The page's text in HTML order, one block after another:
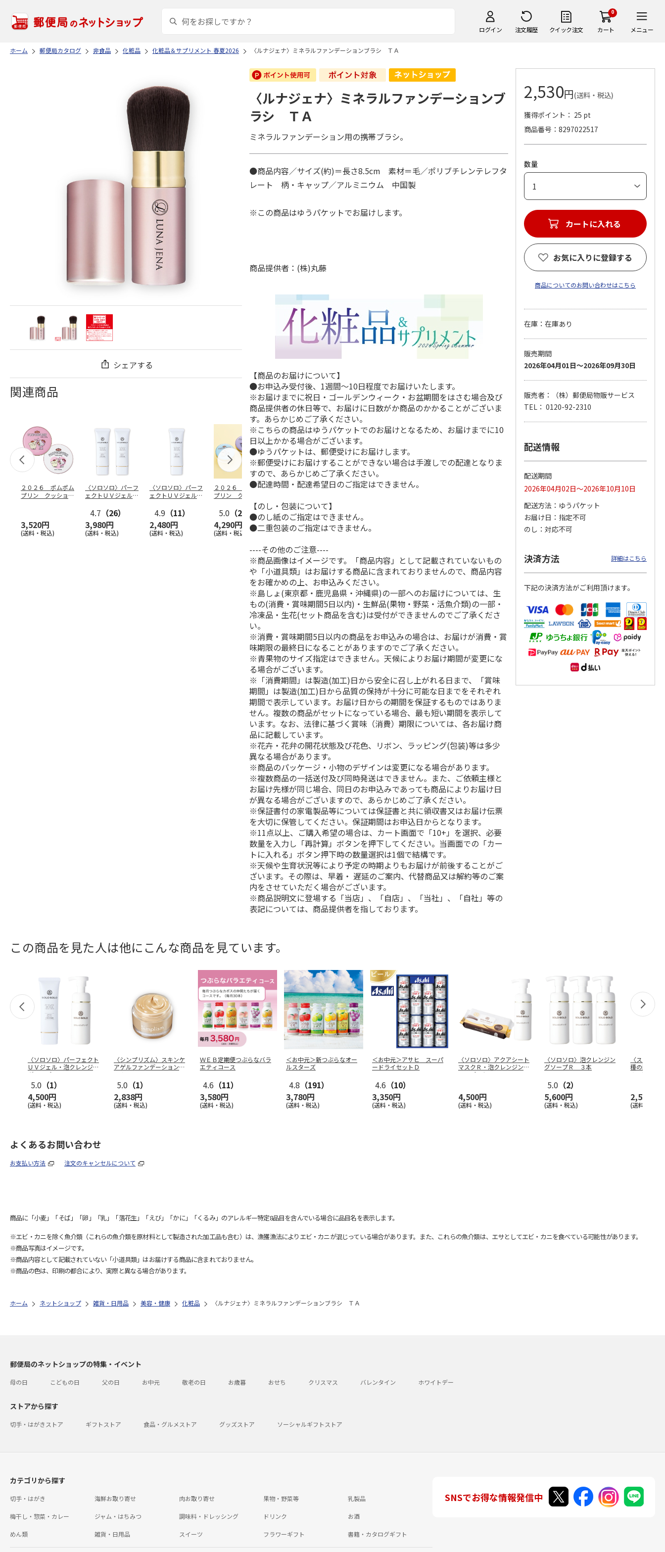
ログイン 注文履歴 クイック注文
0
カート メニュー
ホーム 郵便局カタログ 非食品 化粧品 化粧品＆サプリメント 春夏2026 〈ルナジェナ〉ミネラルファンデーションブラシ ＴＡ
シェアする
関連商品
２０２６ ポムポム
プリン クッション
3,520円
(送料・税込)
〈ソロソロ〉パーフ
ェクトＵＶジェル
4.7 （26）
3,980円
(送料・税込)
〈ソロソロ〉パーフ
ェクトＵＶジェル
4.9 （11）
2,480円
(送料・税込)
２０２６ ポムポム
プリン クッション
ファンデーション３
個セ…
5.0 （2）
4,290円
(送料・税込)
ハローキティ スキ
ト
5.0（4）
2,670円
(送料・税込)
〈ソロソロ〉パーフ
4.8
9,800円
(送料・税込)
ハローキティ クッ
〈ソロソロ〉パーフ
２本
4.8 （12）
3,980円
(送料・税込)
〈ソロソロ〉アクア
〈ルナジェナ〉ミネラルファンデーションブ
ラシ ＴＡ
ミネラルファンデーション用の携帯ブラシ。
●商品内容／サイズ(約)＝長さ8.5cm 素材＝毛／ポリブチレンテレフタ
レート 柄・キャップ／アルミニウム 中国製
※この商品はゆうパケットでお届けします。
商品提供者：(株)丸藤
【商品のお届けについて】
●お申込み受付後、1週間～10日程度でお届けいたします。
※お届けまでに祝日・ゴールデンウィーク・お盆期間をはさむ場合及び
商品提供者の休日等で、お届けに日数がか商品のかかることがございま
す。あらかじめご了承ください。
※こちらの商品はゆうパケットでのお届けとなるため、お届けまでに10
日以上かかる場合がございます。
●ゆうパケットは、郵便受けにお届けします。
※郵便受けにお届けすることができない場合は手渡しでの配達となりま
すので、あらかじめご了承ください。
●配達時間・配達希望日のご指定はできません。
【のし・包装について】
●のし紙のご指定はできません。
●二重包装のご指定はできません。
----その他のご注意----
※商品画像はイメージです。「商品内容」として記載されていないもの
や「小道具類」はお届けする商品に含まれておりませんので、商品内容
をお確かめの上、お申込みください。
※島しょ(東京都・鹿児島県・沖縄県)の一部へのお届けについては、生
もの(消費・賞味期間5日以内)・生鮮品(果物・野菜・活魚介類)の一部・
冷凍品・生花(セット商品を含む)は受付ができませんのでご了承くださ
い。
※消費・賞味期間5日以内の商品をお申込みの場合は、お届けが消費・賞
味期限の最終日になることがありますのでご了承ください。
※青果物のサイズ指定はできません。天候によりお届け期間が変更にな
る場合がございます。
※「消費期間」は製造(加工)日から安全に召し上がれる日まで、「賞味
期間」は製造(加工)日から品質の保持が十分に可能な日までをそれぞれ
期間で表示しています。お届け日からの期間を保証するものではありま
せん。複数の商品がセットになっている場合、最も短い期間を表示して
います。なお、法律に基づく賞味（消費）期限については、各お届け商
品に記載しています。
※花卉・花弁の開花状態及び花色、リボン、ラッピング(包装)等は多少
異なる場合があります。
※商品のパッケージ・小物のデザインは変更になる場合があります。
※複数商品の一括送付及び同時発送はできません。また、ご依頼主様と
お届け先様が同じ場合、同日のお申込みであっても商品によりお届け日
が異なる場合がございますので、あらかじめご了承ください。
※保証書付の家電製品等については保証書と共に領収書又はお届け伝票
を大切に保管してください。保証期間はお申込日からとなります。
※11点以上、ご購入希望の場合は、カート画面で「10+」を選択、必要
数量を入力し「再計算」ボタンを押下してください。当画面での「カー
トに入れる」ボタン押下時の数量選択は1個で結構です。
※天候や生育状況等により予定の時期よりもお届けが前後することがご
ざいます。その際は、早着・ 遅延のご案内、代替商品又は解約等のご案
内をさせていただく場合がございます。
※商品説明文に登場する「当店」、「自店」、「当社」、「自社」等の
表記については、商品提供者を指しております。
2,530円(送料・税込)
獲得ポイント： 25 pt
商品番号
8297022517
数量
カートに入れる
お気に入りに登録する
商品についてのお問い合わせはこちら
在庫：在庫あり
販売期間
2026年04月01日～2026年09月30日
販売者：（株）郵便局物販サービス
TEL： 0120-92-2310
配送情報
配送期間
2026年04月02日～2026年10月10日
配送方法
ゆうパケット
お届け日
指定不可
のし
対応不可
決済方法 詳細はこちら
下記の決済方法がご利用頂けます。
この商品を見た人は他にこんな商品を見ています。
〈ソロソロ〉パーフェクト
ＵＶジェル・泡クレンジン
グソープＲ
5.0 （1）
4,500円
(送料・税込)
〈シンプリズム〉スキンケ
アゲルファンデーション
5.0 （1）
2,838円
(送料・税込)
ＷＥＢ定期便つぶらなバラ
エティコース
4.6 （11）
3,580円
(送料・税込)
＜お中元＞新つぶらなオー
ルスターズ
4.8 （191）
3,780円
(送料・税込)
＜お中元＞アサヒ スーパ
ードライセットＤ
4.6 （10）
3,350円
(送料・税込)
〈ソロソロ〉アクアシート
マスクＲ・泡クレンジング
ソープＲセ
4,500円
(送料・税込)
〈ソロソロ〉泡クレンジン
グソープＲ ３本
5.0 （2）
5,600円
(送料・税込)
〈スクワビ
種の酵素配
Ａ 酵素
2,530円
(送料・税込)
よくあるお問い合わせ
お支払い方法 注文のキャンセルについて
商品に「小麦」「そば」「卵」「乳」「落花生」「えび」「かに」「くるみ」のアレルギー特定8品目を含んでいる場合に品目名を表示します。
※エビ・カニを除く魚介類（これらの魚介類を原材料として製造された加工品も含む）は、漁獲漁法によりエビ・カニが混じっている場合があります。また、これらの魚介類は、エサとしてエビ・カニを食べている可能性があります。
※商品写真はイメージです。
※商品内容として記載されていない「小道具類」はお届けする商品に含まれておりません。
※商品の色は、印刷の都合により、実際と異なる場合があります。
ホーム ネットショップ 雑貨・日用品 美容・健康 化粧品 〈ルナジェナ〉ミネラルファンデーションブラシ ＴＡ
郵便局のネットショップの特集・イベント
母の日 こどもの日 父の日 お中元 敬老の日 お歳暮 おせち クリスマス バレンタイン ホワイトデー
ストアから探す
切手・はがきストア ギフトストア 食品・グルメストア グッズストア ソーシャルギフトストア
カテゴリから探す
切手・はがき 海鮮お取り寄せ 肉お取り寄せ 果物・野菜等 乳製品
梅干し・惣菜・カレー ジャム・はちみつ 調味料・ドレッシング ドリンク お酒
めん類 雑貨・日用品 スイーツ フラワーギフト 書籍・カタログギフト
SNSでお得な情報発信中